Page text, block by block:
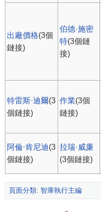
出廠價格(3個
鏈接)
伯德·施密
特(3個鏈
接)
特雷斯·迪爾(3
個鏈接)
作業(3個
鏈接)
阿倫·肯尼迪(3
個鏈接)
拉瑞·威廉
(3個鏈接)
頁面分類: 智庫執行主編